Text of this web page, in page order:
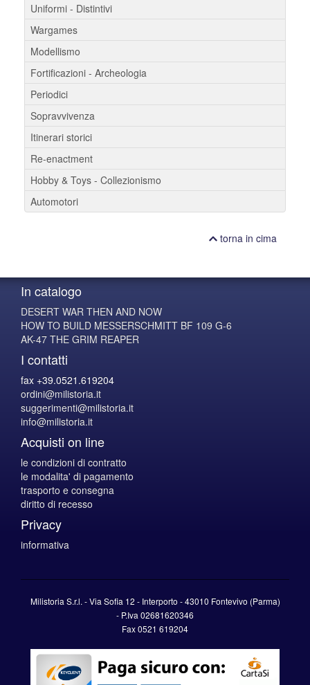
Uniformi - Distintivi
Wargames
Modellismo
Fortificazioni - Archeologia
Periodici
Sopravvivenza
Itinerari storici
Re-enactment
Hobby & Toys - Collezionismo
Automotori
torna in cima
In catalogo
DESERT WAR THEN AND NOW
HOW TO BUILD MESSERSCHMITT BF 109 G-6
AK-47 THE GRIM REAPER
I contatti
fax +39.0521.619204
ordini@milistoria.it
suggerimenti@milistoria.it
info@milistoria.it
Acquisti on line
le condizioni di contratto
le modalita' di pagamento
trasporto e consegna
diritto di recesso
Privacy
informativa
Milistoria S.r.l. - Via Sofia 12 - Interporto - 43010 Fontevivo (Parma)
- P.Iva 02681620346
Fax 0521 619204